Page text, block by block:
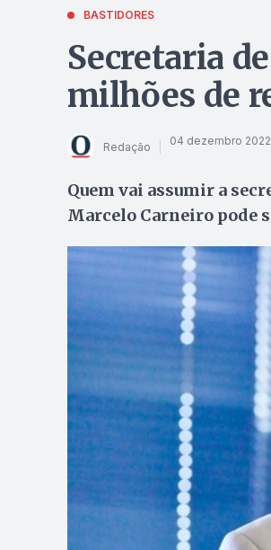
BASTIDORES
Secretaria
milhões de
Redação 04 dezembro
Quem vai assumir a
Marcelo Carneiro pode